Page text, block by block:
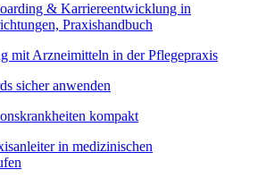
& Karriereentwicklung in
Praxishandbuch
mit Arzneimitteln in der Pflegepraxis
sicher anwenden
kompakt
in medizinischen